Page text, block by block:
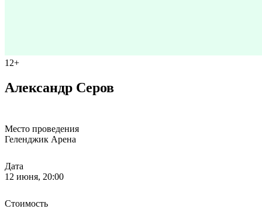
12+
Александр Серов
Место проведения
Геленджик Арена
Дата
12 июня, 20:00
Стоимость